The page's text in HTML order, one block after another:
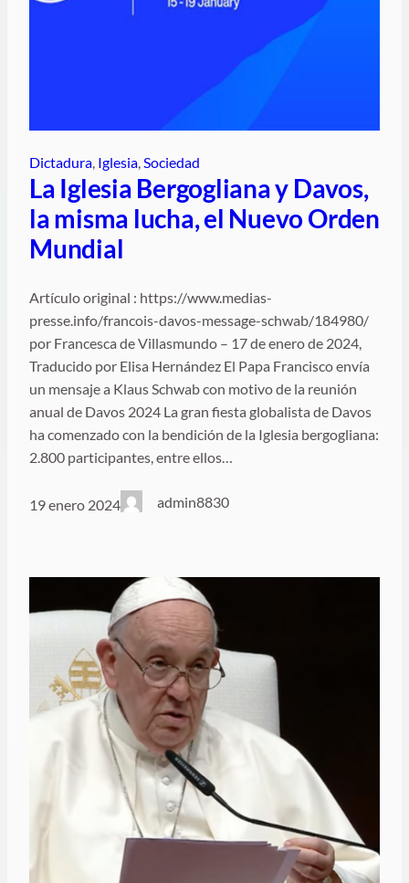
Dictadura, Iglesia, Sociedad
La Iglesia Bergogliana y Davos,
la misma lucha, el Nuevo Orden
Mundial
Artículo original : https://www.medias-
presse.info/francois-davos-message-schwab/184980/
por Francesca de Villasmundo – 17 de enero de 2024,
Traducido por Elisa Hernández El Papa Francisco envía
un mensaje a Klaus Schwab con motivo de la reunión
anual de Davos 2024 La gran fiesta globalista de Davos
ha comenzado con la bendición de la Iglesia bergogliana:
2.800 participantes, entre ellos…
19 enero 2024 admin8830